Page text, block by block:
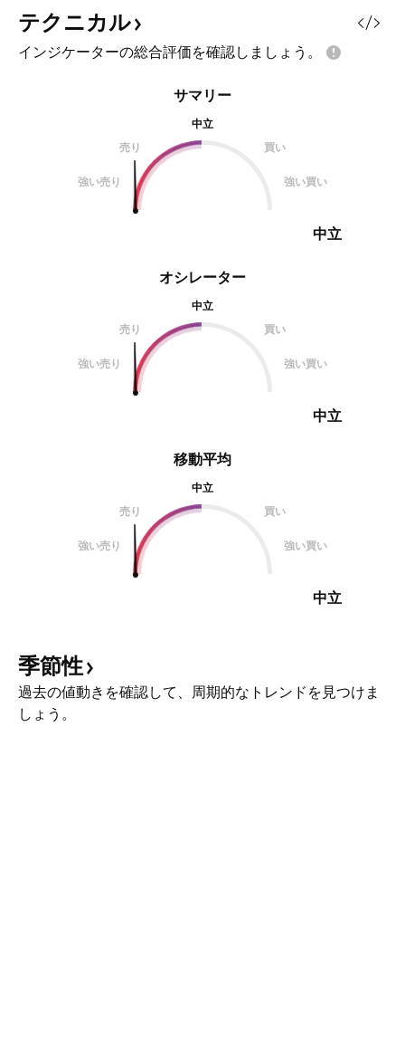
テクニカル
インジケーターの総合評価を確認しましょう。
オシレーター
中立
売り
買い
強い売り 強い買い
中立
サマリー
中立
売り
買い
強い売り 強い買い
中立
移動平均
中立
売り
買い
強い売り 強い買い
中立
季節性
過去の値動きを確認して、周期的なトレンドを見つけま
しょう。